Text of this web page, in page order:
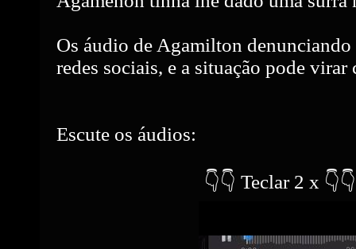
Os áudio de Agamilton denunciando
redes sociais, e a situação pode
Escute os áudios:
👇👇 Teclar 2 x